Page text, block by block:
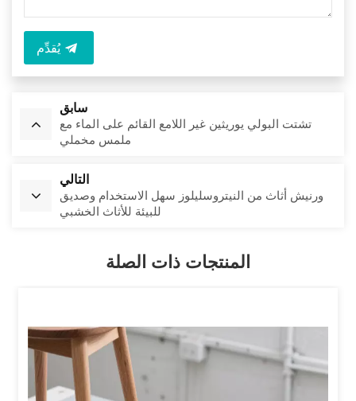
يُقدِّم
سابق
تشتت البولي يوريثين غير اللامع القائم على الماء مع
ملمس مخملي
التالي
ورنيش أثاث من النيتروسليلوز سهل الاستخدام وصديق
للبيئة للأثاث الخشبي
المنتجات ذات الصلة